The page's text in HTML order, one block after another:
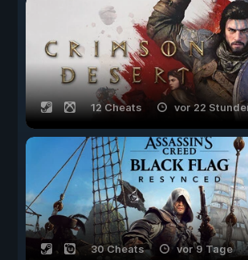
12 Cheats vor 22
30 Cheats vor 9 Tage